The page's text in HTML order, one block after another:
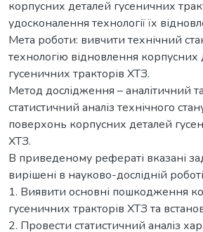
корпусних деталей гусеничних
удосконалення технології їх
Мета роботи: вивчити технічний
технологію відновлення корпусних
гусеничних тракторів ХТЗ.
Метод дослідження – аналітичний
статистичний аналіз технічного
поверхонь корпусних деталей
ХТЗ.
В приведеному рефераті вказані
вирішені в науково-дослідній
1. Виявити основні пошкодження
гусеничних тракторів ХТЗ та
2. Провести статистичний аналіз